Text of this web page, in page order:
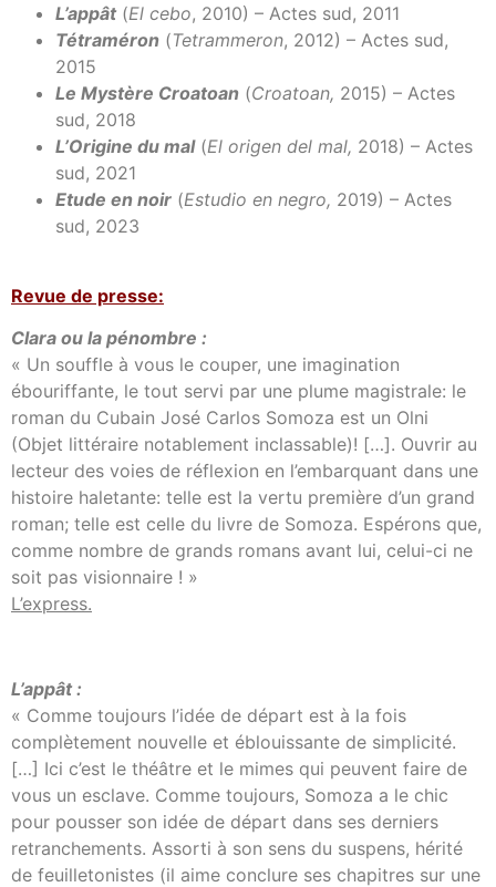
L’appât(El cebo, 2010) – Actes sud, 2011
Tétraméron (Tetrammeron, 2012) – Actes sud,
2015
Le Mystère Croatoan (Croatoan, 2015) – Actes
sud, 2018
L’Origine du mal(El origen del mal, 2018) – Actes
sud, 2021
Etude en noir (Estudio en negro, 2019) – Actes
sud, 2023
Revue de presse:
Clara ou la pénombre :
« Un souffle à vous le couper, une imagination
ébouriffante, le tout servi par une plume magistrale: le
roman du Cubain José Carlos Somoza est un Olni
(Objet littéraire notablement inclassable)! […]. Ouvrir au
lecteur des voies de réflexion en l’embarquant dans une
histoire haletante: telle est la vertu première d’un grand
roman; telle est celle du livre de Somoza. Espérons que,
comme nombre de grands romans avant lui, celui-ci ne
soit pas visionnaire ! »
L’express.
L’appât :
« Comme toujours l’idée de départ est à la fois
complètement nouvelle et éblouissante de simplicité.
[…] Ici c’est le théâtre et le mimes qui peuvent faire de
vous un esclave. Comme toujours, Somoza a le chic
pour pousser son idée de départ dans ses derniers
retranchements. Assorti à son sens du suspens, hérité
de feuilletonistes (il aime conclure ses chapitres sur une